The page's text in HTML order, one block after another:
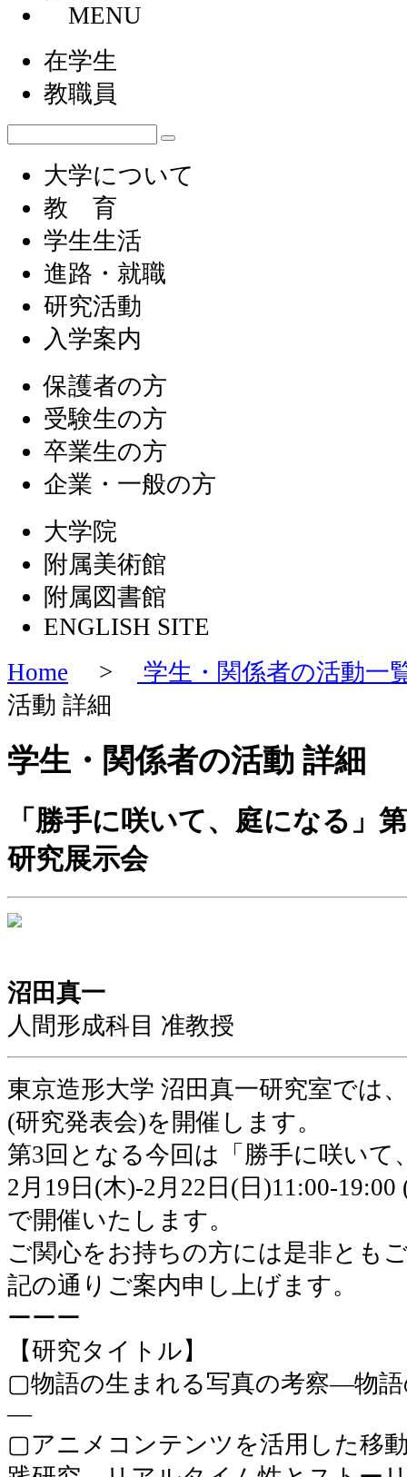
MENU
在学生
教職員
大学について
教 育
学生生活
進路・就職
研究活動
入学案内
保護者の方
受験生の方
卒業生の方
企業・一般の方
大学院
附属美術館
附属図書館
ENGLISH SITE
Home >
学生・関係者の活動一
活動 詳細
学生・関係者の活動 詳細
「勝手に咲いて、庭になる」
研究展示会
沼田真一
人間形成科目 准教授
東京造形大学 沼田真一研究室では
(研究発表会)を開催します。
第3回となる今回は「勝手に咲いて
2月19日(木)-2月22日(日)11:00-
で開催いたします。
ご関心をお持ちの方には是非とも
記の通りご案内申し上げます。
ーーー
【研究タイトル】
▢物語の生まれる写真の考察―物
―
▢アニメコンテンツを活用した移